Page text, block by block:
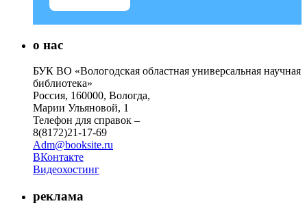
о нас
БУК ВО «Вологодская областная универсальная научная
библиотека»
Россия, 160000, Вологда,
Марии Ульяновой, 1
Телефон для справок –
8(8172)21-17-69
Adm@booksite.ru
ВКонтакте
Видеохостинг
реклама